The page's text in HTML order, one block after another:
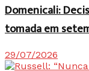
Domenicali:
tomada em
29/07/2026